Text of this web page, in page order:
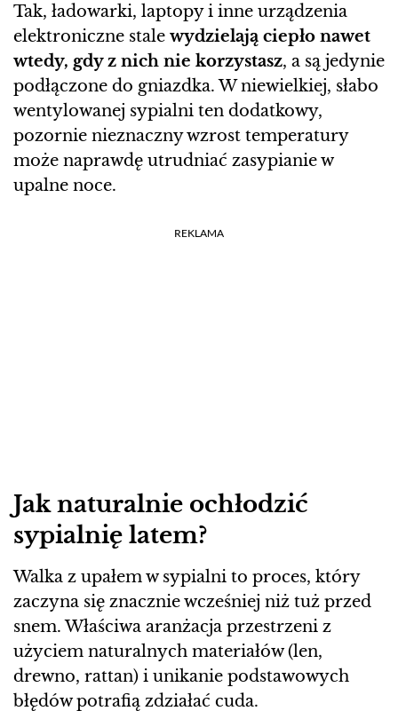
Tak, ładowarki, laptopy i inne urządzenia
elektroniczne stale wydzielają ciepło nawet
wtedy, gdy z nich nie korzystasz, a są jedynie
podłączone do gniazdka. W niewielkiej, słabo
wentylowanej sypialni ten dodatkowy,
pozornie nieznaczny wzrost temperatury
może naprawdę utrudniać zasypianie w
upalne noce.
REKLAMA
Jak naturalnie ochłodzić
sypialnię latem?
Walka z upałem w sypialni to proces, który
zaczyna się znacznie wcześniej niż tuż przed
snem. Właściwa aranżacja przestrzeni z
użyciem naturalnych materiałów (len,
drewno, rattan) i unikanie podstawowych
błędów potrafią zdziałać cuda.